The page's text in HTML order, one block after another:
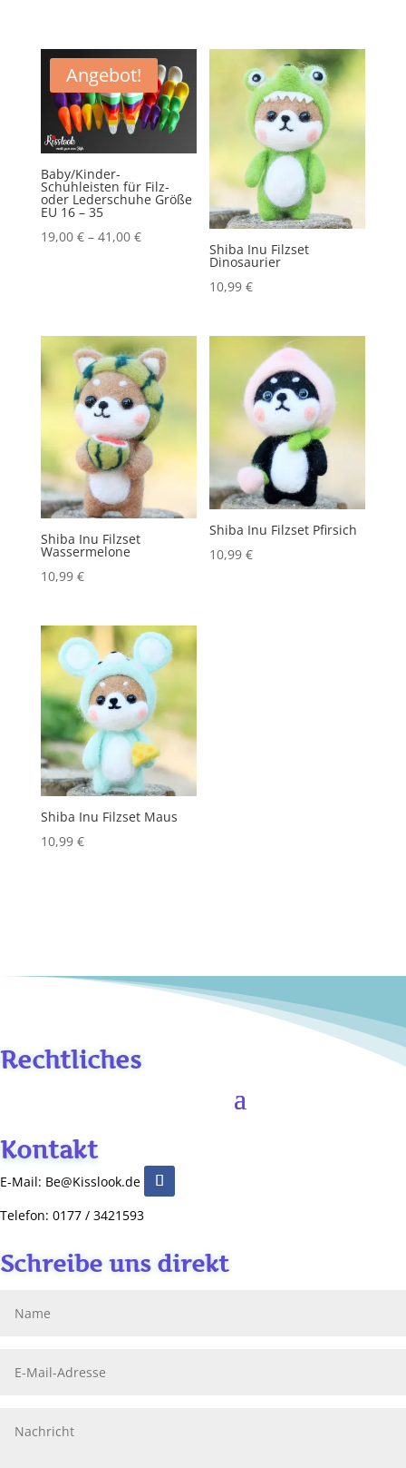
Anti
Spruch
Text
Fick
Dich
Menge
Angebot!
Baby/Kinder-
Schuhleisten für Filz-
oder Lederschuhe Größe
EU 16 – 35
19,00 €– 41,00 €
Shiba Inu Filzset
Dinosaurier
10,99€
Shiba Inu Filzset
Wassermelone
10,99 €
Shiba Inu Filzset Pfirsich
10,99€
Shiba Inu Filzset Maus
10,99 €
Rechtliches
Kontakt
E-Mail: Be@Kisslook.de
Telefon: 0177 / 3421593
Schreibe uns direkt